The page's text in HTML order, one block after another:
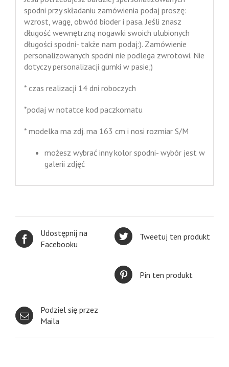
spodni przy składaniu zamówienia podaj proszę:
wzrost, wagę, obwód bioder i pasa. Jeśli znasz
długość wewnętrzną nogawki swoich ulubionych
długości spodni- także nam podaj:). Zamówienie
personalizowanych spodni nie podlega zwrotowi. Nie
dotyczy personalizacji gumki w pasie;)
* czas realizacji 14 dni roboczych
*podaj w notatce kod paczkomatu
* modelka ma zdj. ma 163 cm i nosi rozmiar S/M
możesz wybrać inny kolor spodni- wybór jest w
galerii zdjęć
Udostępnij na
Facebooku
Tweetuj ten produkt
Pin ten produkt
Podziel się przez
Maila